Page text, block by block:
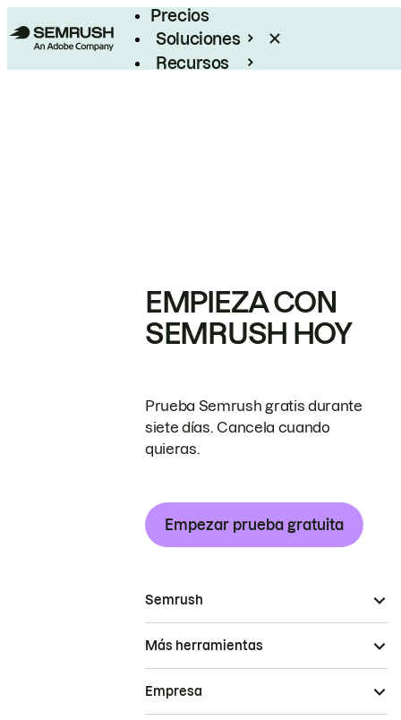
Precios
Soluciones
Recursos
EMPIEZA CON
SEMRUSH HOY
Prueba Semrush gratis durante
siete días. Cancela cuando
quieras.
Empezar prueba gratuita
Semrush
Más herramientas
Empresa